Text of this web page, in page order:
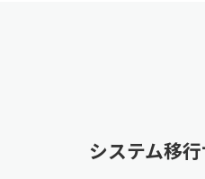
システム移